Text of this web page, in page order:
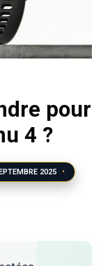
pour
4 ?
2025